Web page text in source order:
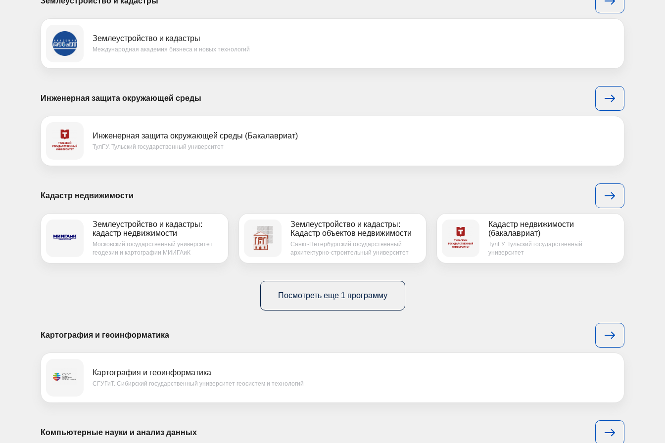
Землеустройство и кадастры
Международная академия бизнеса и новых технологий
Инженерная защита окружающей среды
Инженерная защита окружающей среды (Бакалавриат)
ТулГУ. Тульский государственный университет
Кадастр недвижимости
Землеустройство и кадастры:
кадастр недвижимости
Московский государственный университет
геодезии и картографии МИИГАиК
Землеустройство и кадастры:
Кадастр объектов недвижимости
Санкт-Петербургский государственный
архитектурно-строительный университет
Кадастр недвижимости
(бакалавриат)
ТулГУ. Тульский государственный
университет
Посмотреть еще 1 программу
Картография и геоинформатика
Картография и геоинформатика
СГУГиТ. Сибирский государственный университет геосистем и технологий
Компьютерные науки и анализ данных